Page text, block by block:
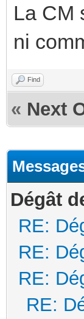
La CM
ni
Find
« Next
Dégât
RE:
RE:
RE:
RE: